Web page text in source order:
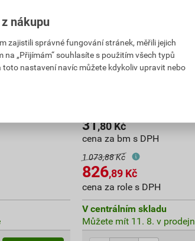
Plotová výplň stínicí
31,80Kč
cena za bm s DPH
1 073,88 Kč
826,89 Kč
cena za role s DPH
V centrálním skladu
Můžete mít 11. 8. v
nákupu
zajistili správné fungování stránek, měřili jejich
„Přijímám“ souhlasíte s použitím všech typů
nastavení navíc můžete kdykoliv upravit nebo